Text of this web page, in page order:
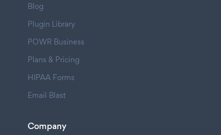
Blog
Plugin Library
POWR Business
Plans & Pricing
HIPAA Forms
Email Blast
Company